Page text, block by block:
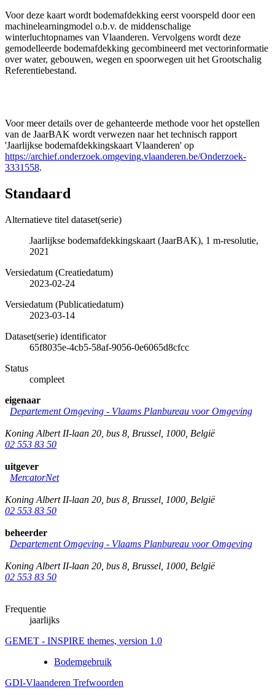
Voor deze kaart wordt bodemafdekking eerst voorspeld door een
machinelearningmodel o.b.v. de middenschalige
winterluchtopnames van Vlaanderen. Vervolgens wordt deze
gemodelleerde bodemafdekking gecombineerd met vectorinformatie
over water, gebouwen, wegen en spoorwegen uit het Grootschalig
Referentiebestand.
Voor meer details over de gehanteerde methode voor het opstellen
van de JaarBAK wordt verwezen naar het technisch rapport
'Jaarlijkse bodemafdekkingskaart Vlaanderen' op
https://archief.onderzoek.omgeving.vlaanderen.be/Onderzoek-
3331558.
Standaard
Alternatieve titel dataset(serie)
Jaarlijkse bodemafdekkingskaart (JaarBAK), 1 m-resolutie,
2021
Versiedatum (Creatiedatum)
2023-02-24
Versiedatum (Publicatiedatum)
2023-03-14
Dataset(serie) identificator
65f8035e-4cb5-58af-9056-0e6065d8cfcc
Status
compleet
eigenaar
Departement Omgeving - Vlaams Planbureau voor Omgeving
Koning Albert II-laan 20, bus 8 Brussel 1000 België
02 553 83 50
uitgever
MercatorNet
Koning Albert II-laan 20, bus 8 Brussel 1000 België
02 553 83 50
beheerder
Departement Omgeving - Vlaams Planbureau voor Omgeving
Koning Albert II-laan 20, bus 8 Brussel 1000 België
02 553 83 50
Frequentie
jaarlijks
GEMET - INSPIRE themes, version 1.0
Bodemgebruik
GDI-Vlaanderen Trefwoorden